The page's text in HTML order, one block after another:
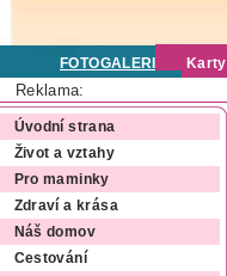
FOTOGALERIE Karty
Reklama:
Úvodní strana
Život a vztahy
Pro maminky
Zdraví a krása
Náš domov
Cestování